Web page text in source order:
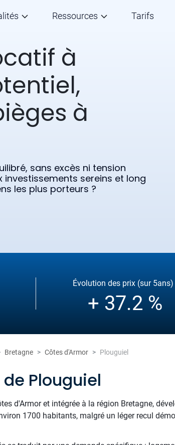
Ressources Tarifs
à
à
sans excès ni tension
sereins et long
les plus porteurs ?
Évolution des prix (sur 5ans)
+ 37.2 %
Bretagne Côtes d'Armor Plouguiel
Plouguiel
d'Armor et intégrée à la région Bretagne,
1700 habitants, malgré un léger recul